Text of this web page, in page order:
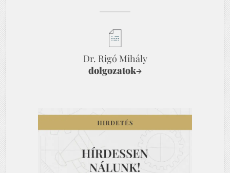
Dr. Rigó Mihály
dolgozatok→